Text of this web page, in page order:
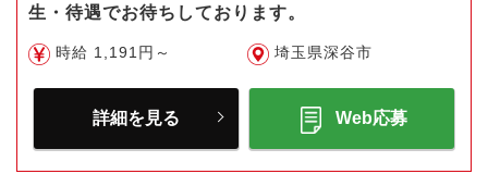
生・待遇でお待ちしております。
時給 1,191円～ 埼玉県深谷市
詳細を見る Web応募